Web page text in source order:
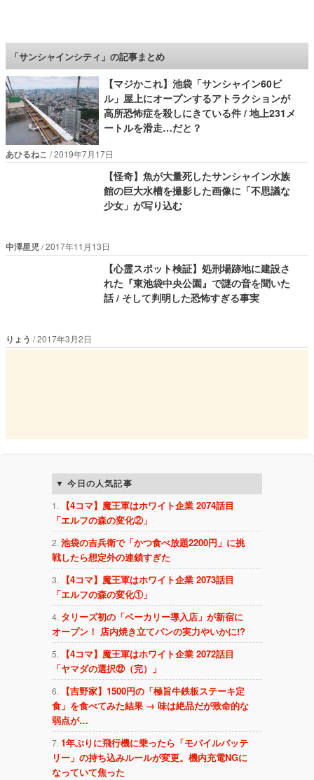
ロケットニュース24
「サンシャインシティ」の記事まとめ
【マジかこれ】池袋「サンシャイン60ビ
ル」屋上にオープンするアトラクションが
高所恐怖症を殺しにきている件 / 地上231メ
ートルを滑走…だと？
あひるねこ 2019年7月17日
【怪奇】魚が大量死したサンシャイン水族
館の巨大水槽を撮影した画像に「不思議な
少女」が写り込む
中澤星児 2017年11月13日
【心霊スポット検証】処刑場跡地に建設さ
れた『東池袋中央公園』で謎の音を聞いた
話 / そして判明した恐怖すぎる事実
りょう 2017年3月2日
今日の人気記事
【4コマ】魔王軍はホワイト企業 2074話目
「エルフの森の変化②」
池袋の吉兵衛で「かつ食べ放題2200円」に挑
戦したら想定外の連鎖すぎた
【4コマ】魔王軍はホワイト企業 2073話目
「エルフの森の変化①」
タリーズ初の「ベーカリー導入店」が新宿に
オープン！ 店内焼き立てパンの実力やいかに!?
【4コマ】魔王軍はホワイト企業 2072話目
「ヤマダの選択㉒（完）」
【吉野家】1500円の「極旨牛鉄板ステーキ定
食」を食べてみた結果 → 味は絶品だが致命的な
弱点が…
1年ぶりに飛行機に乗ったら「モバイルバッテ
リー」の持ち込みルールが変更。機内充電NGに
なっていて焦った